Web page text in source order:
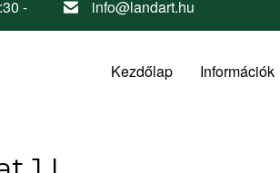
- info@landart.hu
Kezdőlap Információk